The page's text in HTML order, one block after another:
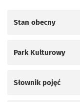
Stan obecny
Park Kulturowy
Słownik pojęć